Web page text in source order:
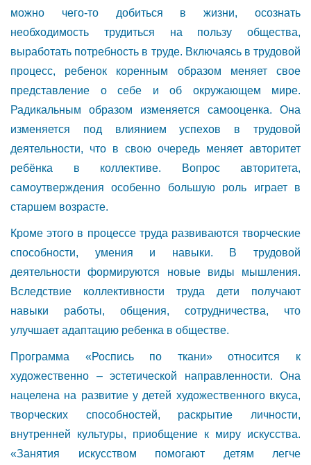
можно чего-то добиться в жизни, осознать
необходимость трудиться на пользу общества,
выработать потребность в труде. Включаясь в трудовой
процесс, ребенок коренным образом меняет свое
представление о себе и об окружающем мире.
Радикальным образом изменяется самооценка. Она
изменяется под влиянием успехов в трудовой
деятельности, что в свою очередь меняет авторитет
ребёнка в коллективе. Вопрос авторитета,
самоутверждения особенно большую роль играет в
старшем возрасте.
Кроме этого в процессе труда развиваются творческие
способности, умения и навыки. В трудовой
деятельности формируются новые виды мышления.
Вследствие коллективности труда дети получают
навыки работы, общения, сотрудничества, что
улучшает адаптацию ребенка в обществе.
Программа «Роспись по ткани» относится к
художественно – эстетической направленности. Она
нацелена на развитие у детей художественного вкуса,
творческих способностей, раскрытие личности,
внутренней культуры, приобщение к миру искусства.
«Занятия искусством помогают детям легче